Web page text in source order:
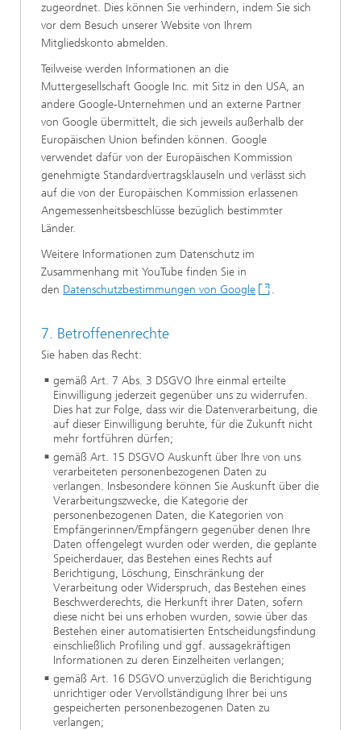
zugeordnet. Dies können Sie verhindern, indem Sie sich
vor dem Besuch unserer Website von Ihrem
Mitgliedskonto abmelden.
Teilweise werden Informationen an die
Muttergesellschaft Google Inc. mit Sitz in den USA, an
andere Google-Unternehmen und an externe Partner
von Google übermittelt, die sich jeweils außerhalb der
Europäischen Union befinden können. Google
verwendet dafür von der Europäischen Kommission
genehmigte Standardvertragsklauseln und verlässt sich
auf die von der Europäischen Kommission erlassenen
Angemessenheitsbeschlüsse bezüglich bestimmter
Länder.
Weitere Informationen zum Datenschutz im
Zusammenhang mit YouTube finden Sie in
den Datenschutzbestimmungen von Google .
7. Betroffenenrechte
Sie haben das Recht:
gemäß Art. 7 Abs. 3 DSGVO Ihre einmal erteilte
Einwilligung jederzeit gegenüber uns zu widerrufen.
Dies hat zur Folge, dass wir die Datenverarbeitung, die
auf dieser Einwilligung beruhte, für die Zukunft nicht
mehr fortführen dürfen;
gemäß Art. 15 DSGVO Auskunft über Ihre von uns
verarbeiteten personenbezogenen Daten zu
verlangen. Insbesondere können Sie Auskunft über die
Verarbeitungszwecke, die Kategorie der
personenbezogenen Daten, die Kategorien von
Empfängerinnen/Empfängern gegenüber denen Ihre
Daten offengelegt wurden oder werden, die geplante
Speicherdauer, das Bestehen eines Rechts auf
Berichtigung, Löschung, Einschränkung der
Verarbeitung oder Widerspruch, das Bestehen eines
Beschwerderechts, die Herkunft ihrer Daten, sofern
diese nicht bei uns erhoben wurden, sowie über das
Bestehen einer automatisierten Entscheidungsfindung
einschließlich Profiling und ggf. aussagekräftigen
Informationen zu deren Einzelheiten verlangen;
gemäß Art. 16 DSGVO unverzüglich die Berichtigung
unrichtiger oder Vervollständigung Ihrer bei uns
gespeicherten personenbezogenen Daten zu
verlangen;